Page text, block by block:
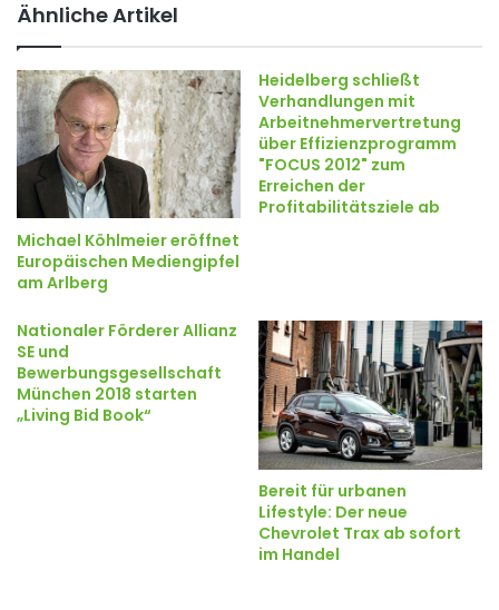
Ähnliche Artikel
Michael Köhlmeier eröffnet
Europäischen Mediengipfel
am Arlberg
Heidelberg schließt
Verhandlungen mit
Arbeitnehmervertretung
über Effizienzprogramm
"FOCUS 2012" zum
Erreichen der
Profitabilitätsziele ab
Nationaler Förderer Allianz
SE und
Bewerbungsgesellschaft
München 2018 starten
„Living Bid Book“
Bereit für urbanen
Lifestyle: Der neue
Chevrolet Trax ab sofort
im Handel